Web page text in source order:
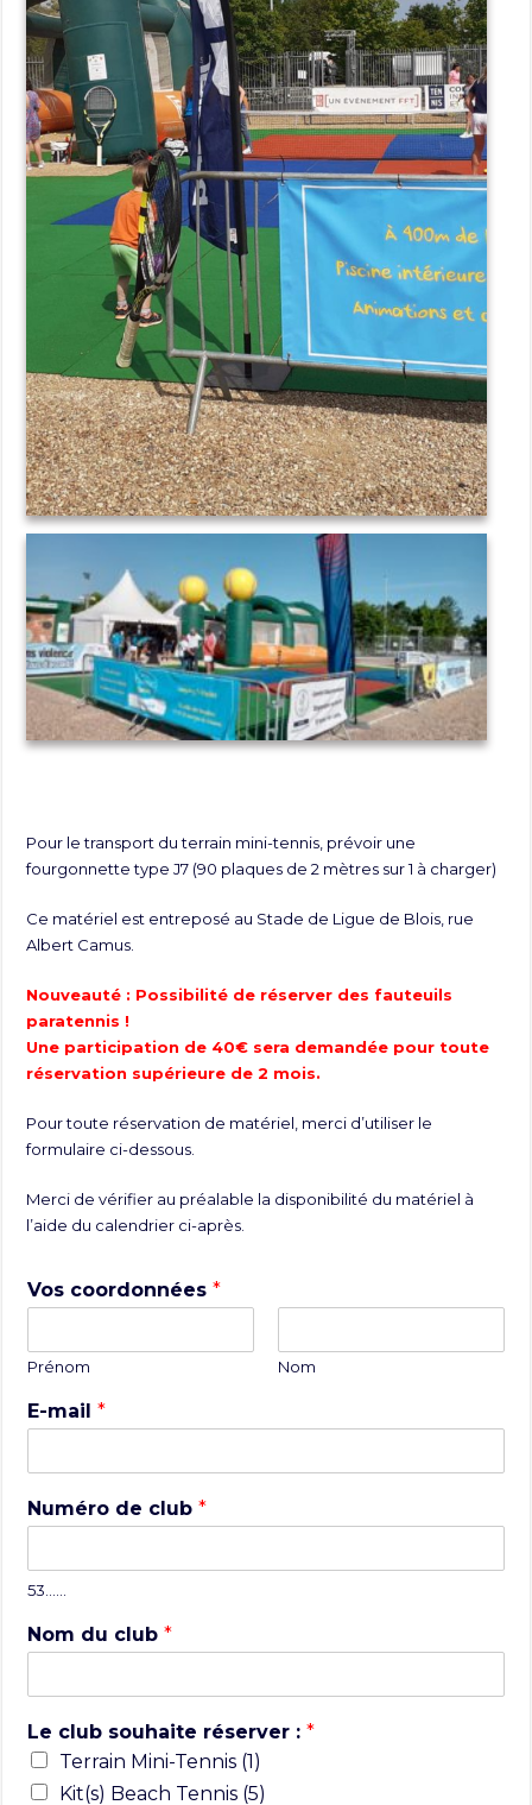
Pour le transport du terrain mini-tennis, prévoir une
fourgonnette type J7 (90 plaques de 2 mètres sur 1 à charger)
Ce matériel est entreposé au Stade de Ligue de Blois, rue
Albert Camus.
Nouveauté : Possibilité de réserver des fauteuils
paratennis !
Une participation de 40€ sera demandée pour toute
réservation supérieure de 2 mois.
Pour toute réservation de matériel, merci d’utiliser le
formulaire ci-dessous.
Merci de vérifier au préalable la disponibilité du matériel à
l’aide du calendrier ci-après.
Vos coordonnées*
Prénom Nom
E-mail*
Numéro de club*
53……
Nom du club*
Le club souhaite réserver :*
Terrain Mini-Tennis (1)
Kit(s) Beach Tennis (5)